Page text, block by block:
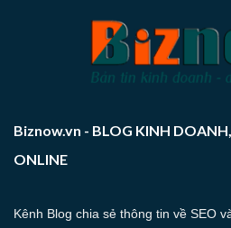
Biznow.vn - BLOG KINH
ONLINE
Kênh Blog chia sẻ thông tin về SEO